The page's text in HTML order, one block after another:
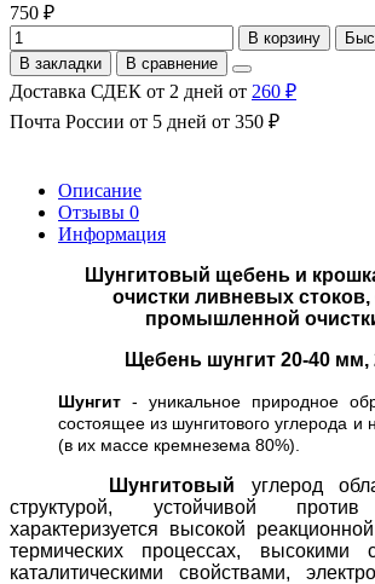
750 ₽
В корзину
В закладки
В сравнение
Доставка СДЕК от 2 дней от 260 ₽
Почта России от 5 дней от 350 ₽
Описание
Отзывы 0
Информация
Шунгитовый щебень и
очистки ливневых
промышленной
Щебень шунгит 20-40 мм,
Шунгит - уникальное природное
состоящее из шунгитового углерода и
(в их массе кремнезема 80%).
Шунгитовый углерод
структурой, устойчивой против
характеризуется высокой
термических процессах, высокими
каталитическими свойствами,